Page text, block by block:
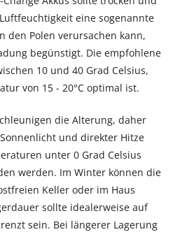
eine sogenannte
den Polen verursachen kann,
begünstigt. Die empfohlene
10 und 40 Grad Celsius,
von 15 - 20°C optimal ist.
die Alterung, daher
und direkter Hitze
unter 0 Grad Celsius
werden. Im Winter können die
Keller oder im Haus
sollte idealerweise auf
sein. Bei längerer Lagerung